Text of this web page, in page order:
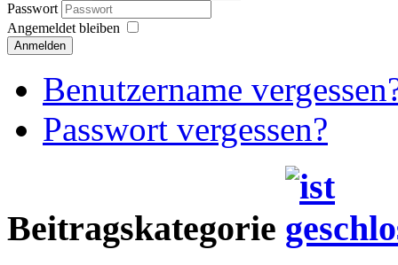
Passwort
Angemeldet bleiben
Anmelden
Benutzername
Passwort vergessen?
Beitragskategorie